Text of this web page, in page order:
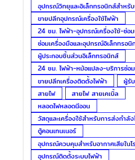
อุปกรณ์วิทยุและอิเล็กทรอนิกส์สำหรับ
ขายปลีกอุปกรณ์เครื่องใช้ไฟฟ้า
24 ชม. ไฟฟ้า-อุปกรณ์เครื่องใช้-ซ่อม
ซ่อมเครื่องมือและอุปกรณ์อิเล็กทรอนิ
ผู้ประกอบชิ้นส่วนอิเล็กทรอนิกส์
24 ชม. ไฟฟ้า-หม้อแปลง-บริการซ่อ
ขายปลีกเครื่องติดตั้งไฟฟ้า
ผู้รั
สายไฟ
สายไฟ สายเคเบิ้ล
หลอดไฟหลอดนีออน
วัสดุและเครื่องใช้สำหรับการส่งกำลั
ตู้คอนเทนเนอร์
อุปกรณ์ควบคุมสำหรับอากาศเสียในโ
อุปกรณ์ติดตั้งระบบไฟฟ้า